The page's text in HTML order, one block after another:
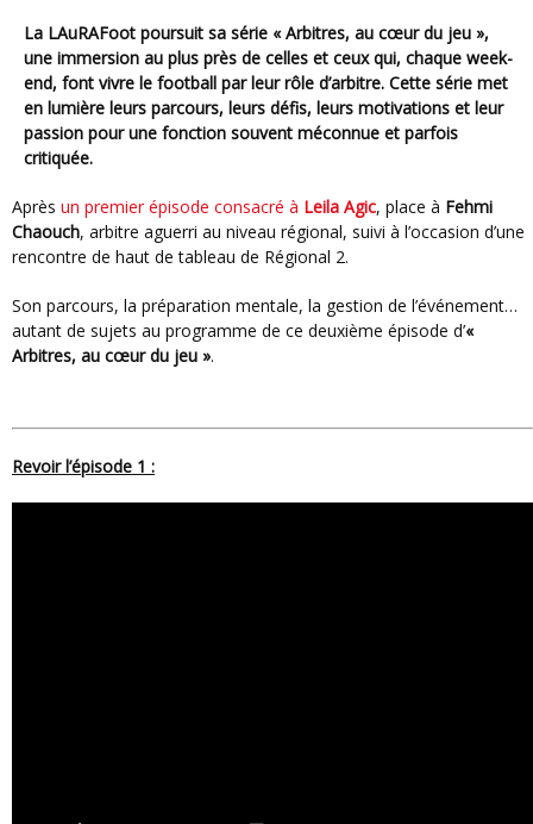
La LAuRAFoot poursuit sa série « Arbitres, au cœur du jeu »,
une immersion au plus près de celles et ceux qui, chaque week-
end, font vivre le football par leur rôle d’arbitre. Cette série met
en lumière leurs parcours, leurs défis, leurs motivations et leur
passion pour une fonction souvent méconnue et parfois
critiquée.
Après un premier épisode consacré à Leila Agic, place à Fehmi
Chaouch, arbitre aguerri au niveau régional, suivi à l’occasion d’une
rencontre de haut de tableau de Régional 2.
Son parcours, la préparation mentale, la gestion de l’événement…
autant de sujets au programme de ce deuxième épisode d’«
Arbitres, au cœur du jeu ».
Revoir l’épisode 1 :